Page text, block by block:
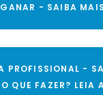
- SAIBA
PROFISSIONAL -
O QUE FAZER? LEIA